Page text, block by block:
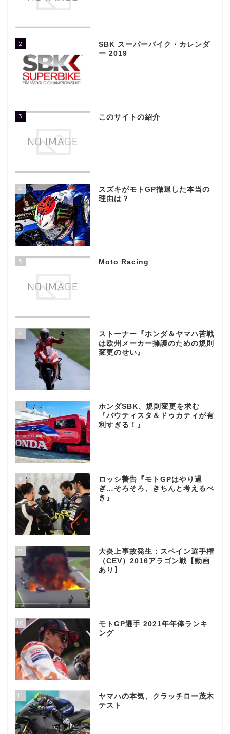
2
SBK スーパーバイク・カレンダ
ー 2019
3 このサイトの紹介
4
スズキがモトGP撤退した本当の
理由は？
5 Moto Racing
6
ストーナー『ホンダ＆ヤマハ苦戦
は欧州メーカー擁護のための規則
変更のせい』
7
ホンダSBK、規則変更を求む
『バウティスタ＆ドゥカティが有
利すぎる！』
8
ロッシ警告『モトGPはやり過
ぎ…そろそろ、きちんと考えるべ
き』
9
大炎上事故発生：スペイン選手権
（CEV）2016アラゴン戦【動画
あり】
10
モトGP選手 2021年年俸ランキ
ング
11
ヤマハの本気、クラッチロー茂木
テスト